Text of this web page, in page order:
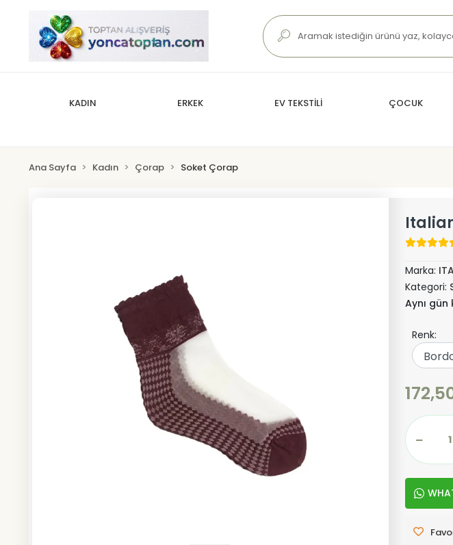
KADIN ERKEK EV TEKSTİLİ ÇOCUK
Ana Sayfa Kadın Çorap Soket Çorap
Marka:
Kategori:
Aynı
Renk: